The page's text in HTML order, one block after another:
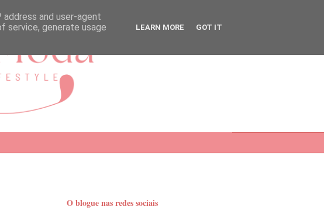
O blogue nas redes sociais
and user-agent
service, generate usage
LEARN MORE GOT IT